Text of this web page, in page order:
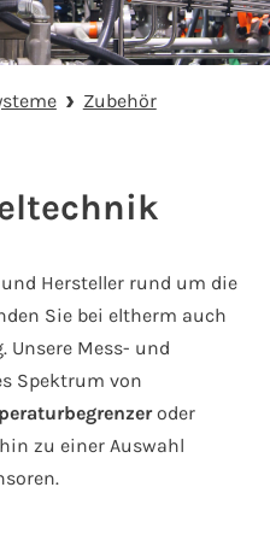
Zubehör
Hersteller rund um die
Sie bei eltherm auch
Unsere Mess- und
Spektrum von
oder
zu einer Auswahl